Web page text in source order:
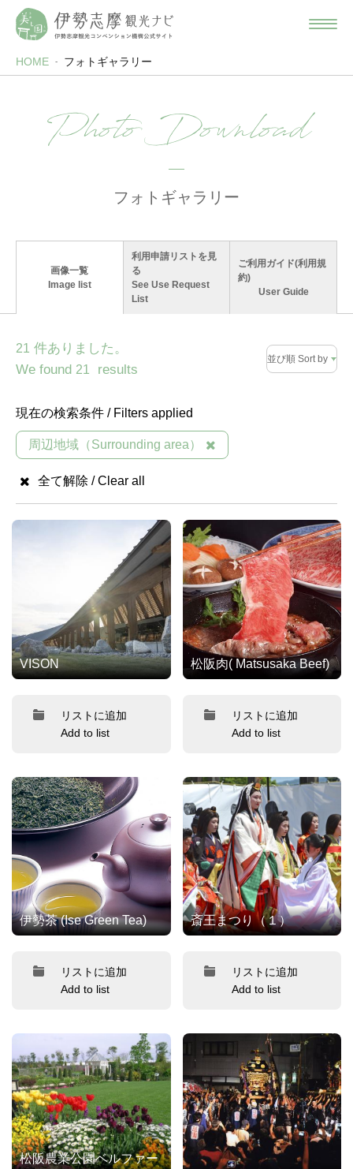
HOME フォトギャラリー
Photo Download
フォトギャラリー
画像一覧
Image list
利用申請リストを見
る
See Use Request
List
ご利用ガイド(利用規
約)
User Guide
21 件ありました。
We found 21 results
並び順 Sort by
現在の検索条件 / Filters applied
周辺地域（Surrounding area）
全て解除 / Clear all
VISON
リストに追加
Add to list
松阪肉( Matsusaka Beef)
リストに追加
Add to list
伊勢茶 (Ise Green Tea)
リストに追加
Add to list
斎王まつり（１）
リストに追加
Add to list
松阪農業公園ベルファー